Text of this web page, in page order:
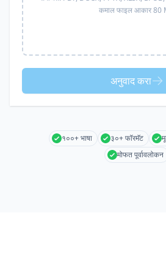
कमाल फाइल आकार 80
अनुवाद करा
१००+ भाषा ३०+ फॉरमॅट
मोफत पूर्वावलोकन